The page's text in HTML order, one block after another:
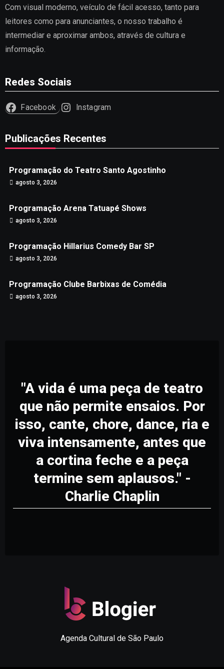
Com visual moderno, veículo de fácil acesso, tanto para
leitores como para anunciantes, o nosso trabalho é
intermediar e aproximar ambos, através de cultura e
informação.
Redes Sociais
Facebook Instagram
Publicações Recentes
Programação do Teatro Santo Agostinho
agosto 3, 2026
Programação Arena Tatuapé Shows
agosto 3, 2026
Programação Hillarius Comedy Bar SP
agosto 3, 2026
Programação Clube Barbixas de Comédia
agosto 3, 2026
"A vida é uma peça de teatro
que não permite ensaios. Por
isso, cante, chore, dance, ria e
viva intensamente, antes que
a cortina feche e a peça
termine sem aplausos." -
Charlie Chaplin
Agenda Cultural de São Paulo